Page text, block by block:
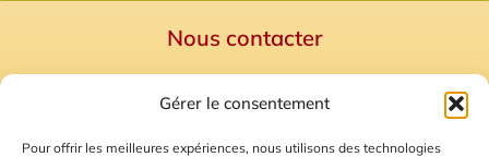
Gérer le consentement
Pour offrir les meilleures expériences, nous utilisons des technologies
Nous contacter
Mentions Légales
Plan du site